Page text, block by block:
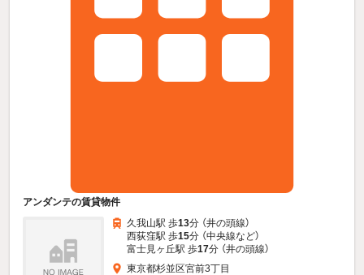
アンダンテの賃貸物件
久我山駅 歩13分 （井の頭線）
西荻窪駅 歩15分 （中央線など）
富士見ヶ丘駅 歩17分 （井の頭線）
東京都杉並区宮前3丁目